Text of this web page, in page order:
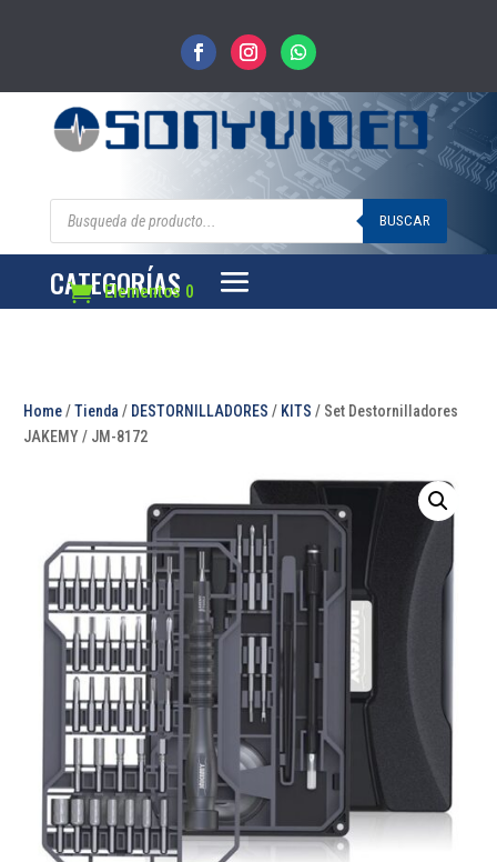
Búsqueda
BUSCAR
Elementos 0
CATEGORÍAS
Home/Tienda / DESTORNILLADORES / KITS / Set Destornilladores
JAKEMY / JM-8172